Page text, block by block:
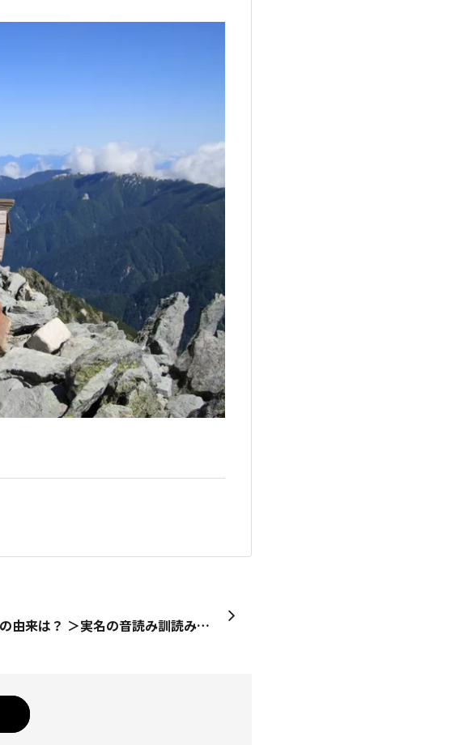
■お名前の由来は？ ＞実名の音読み訓読みの組み合わせ、ってところですね。 ■何のプロフィール写真？ ＞槍ヶ岳の山頂にて。 ■初めて買ったTORQUEと、そのきっかけは？ ＞G01。こんなスマホを待っていた！って感じです。 ■趣味やお仕事を可能な範囲で教えてください！ 趣味：山登り、オートキャンプ、スキー 仕事：公務員 ■TORQUE STYLEでこんなことが知りたい・話したい！ ＞TORQUEな趣味 ■最後にひとこと ＞TORQUE！安くなれ！